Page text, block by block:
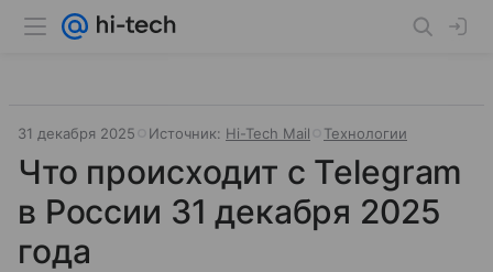
31 декабря 2025 Источник: Hi-Tech Mail Технологии
Что происходит с Telegram
в России 31 декабря 2025
года